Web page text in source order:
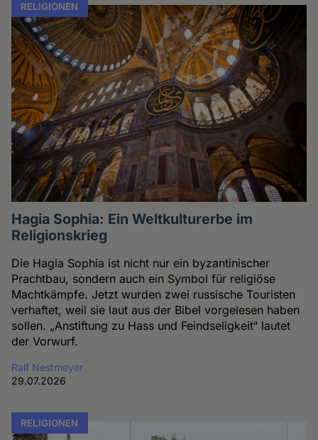
RELIGIONEN
Hagia Sophia: Ein Weltkulturerbe im
Religionskrieg
Die Hagia Sophia ist nicht nur ein byzantinischer
Prachtbau, sondern auch ein Symbol für religiöse
Machtkämpfe. Jetzt wurden zwei russische Touristen
verhaftet, weil sie laut aus der Bibel vorgelesen haben
sollen. „Anstiftung zu Hass und Feindseligkeit“ lautet
der Vorwurf.
Ralf Nestmeyer
29.07.2026
RELIGIONEN